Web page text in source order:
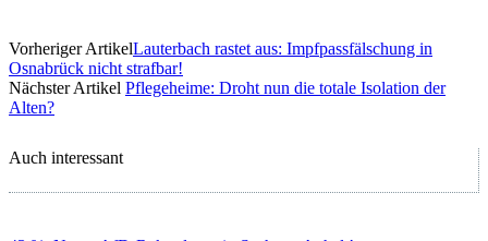
Vorheriger ArtikelLauterbach rastet aus: Impfpassfälschung in
Osnabrück nicht strafbar!
Nächster Artikel Pflegeheime: Droht nun die totale Isolation der
Alten?
Auch interessant